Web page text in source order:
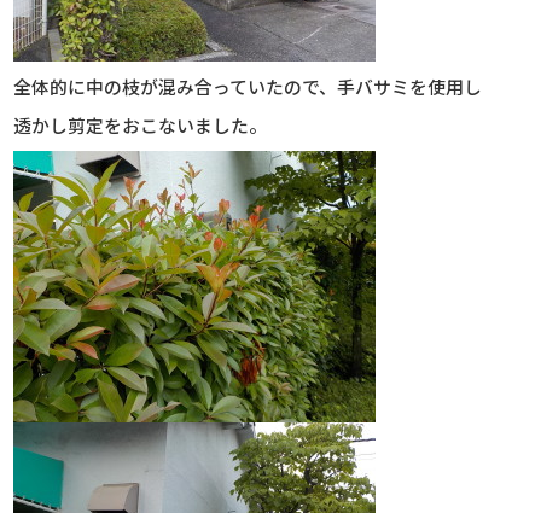
全体的に中の枝が混み合っていたので、手バサミを使用し
透かし剪定をおこないました。